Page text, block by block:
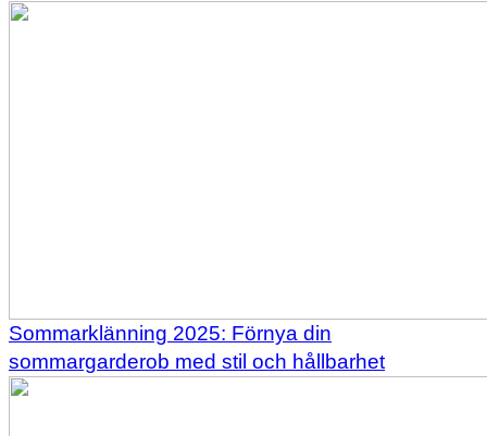
Sommarklänning 2025: Förnya din
sommargarderob med stil och hållbarhet